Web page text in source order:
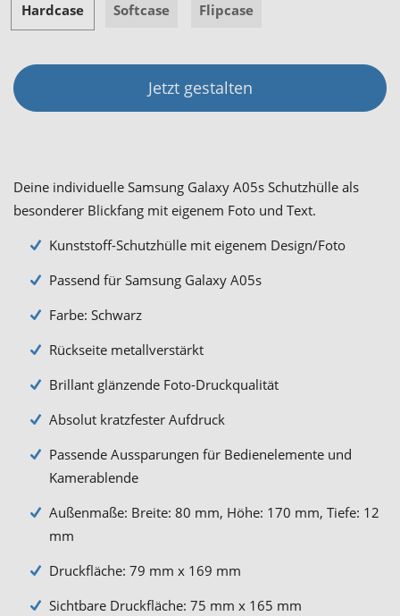
Hardcase Softcase Flipcase
Jetzt gestalten
Deine individuelle Samsung Galaxy A05s Schutzhülle als
besonderer Blickfang mit eigenem Foto und Text.
Kunststoff-Schutzhülle mit eigenem Design/Foto
Passend für Samsung Galaxy A05s
Farbe: Schwarz
Rückseite metallverstärkt
Brillant glänzende Foto-Druckqualität
Absolut kratzfester Aufdruck
Passende Aussparungen für Bedienelemente und
Kamerablende
Außenmaße: Breite: 80 mm, Höhe: 170 mm, Tiefe: 12
mm
Druckfläche: 79 mm x 169 mm
Sichtbare Druckfläche: 75 mm x 165 mm